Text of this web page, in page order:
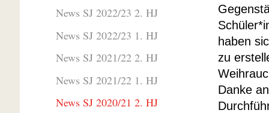
haben
zu
Danke
News SJ 2022/23 2. HJ
News SJ 2022/23 1. HJ
News SJ 2021/22 2. HJ
News SJ 2021/22 1. HJ
News SJ 2020/21 2. HJ